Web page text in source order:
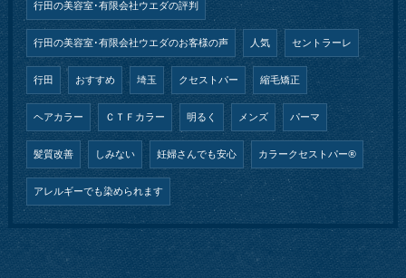
行田の美容室･有限会社ウエダの評判
行田の美容室･有限会社ウエダのお客様の声 人気 セントラーレ
行田 おすすめ 埼玉 クセストパー 縮毛矯正
ヘアカラー ＣＴＦカラー 明るく メンズ パーマ
髪質改善 しみない 妊婦さんでも安心 カラークセストパー®︎
アレルギーでも染められます